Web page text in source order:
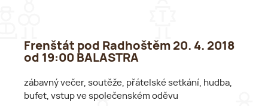
Frenštát pod Radhoštěm 20. 4. 2018
od 19:00 BALASTRA
zábavný večer, soutěže, přátelské setkání, hudba,
bufet, vstup ve společenském oděvu